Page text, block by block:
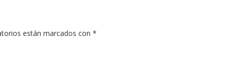
están marcados con *